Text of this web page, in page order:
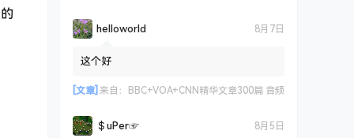
helloworld 8月7日
这个好
[文章] 来自： BBC+VOA+CNN精华文章300篇 音频
＄uΡer☞ 8月5日